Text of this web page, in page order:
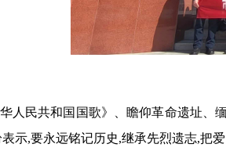
人民共和国国歌》、瞻仰革命遗址、
示,要永远铭记历史,继承先烈遗志,把